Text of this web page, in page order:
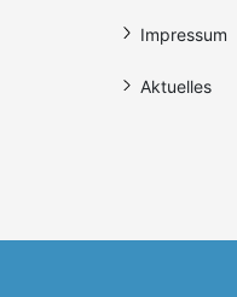
Impressum
Aktuelles